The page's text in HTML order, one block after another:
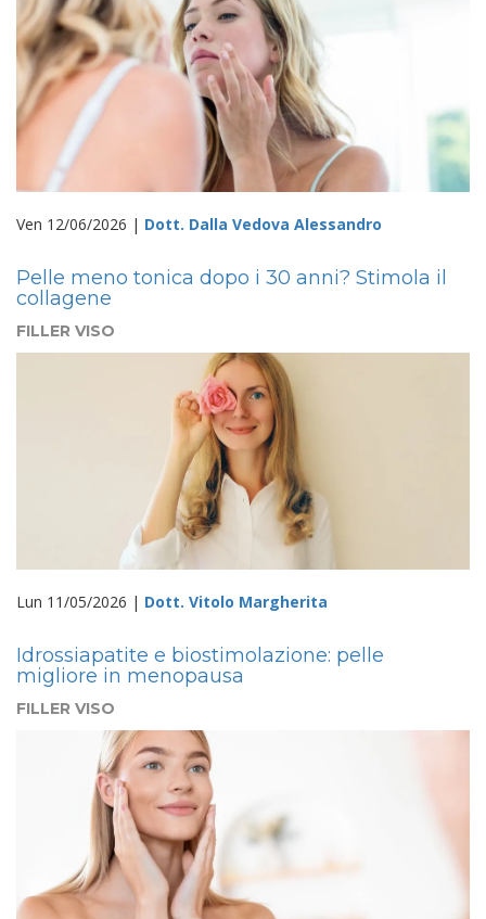
Ven 12/06/2026 | Dott. Dalla Vedova Alessandro
Pelle meno tonica dopo i 30 anni? Stimola il
collagene
FILLER VISO
Lun 11/05/2026 | Dott. Vitolo Margherita
Idrossiapatite e biostimolazione: pelle
migliore in menopausa
FILLER VISO